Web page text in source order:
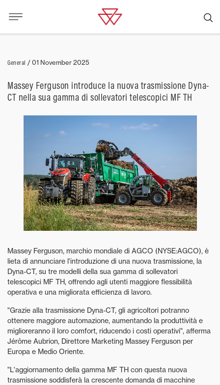
General /01 November 2025
Massey Ferguson introduce la nuova trasmissione Dyna-
CT nella sua gamma di sollevatori telescopici MF TH
Massey Ferguson, marchio mondiale di AGCO (NYSE:AGCO), è
lieta di annunciare l'introduzione di una nuova trasmissione, la
Dyna-CT, su tre modelli della sua gamma di sollevatori
telescopici MF TH, offrendo agli utenti maggiore flessibilità
operativa e una migliorata efficienza di lavoro.
"Grazie alla trasmissione Dyna-CT, gli agricoltori potranno
ottenere maggiore automazione, aumentando la produttività e
miglioreranno il loro comfort, riducendo i costi operativi", afferma
Jérôme Aubrion, Direttore Marketing Massey Ferguson per
Europa e Medio Oriente.
"L'aggiornamento della gamma MF TH con questa nuova
trasmissione soddisferà la crescente domanda di macchine